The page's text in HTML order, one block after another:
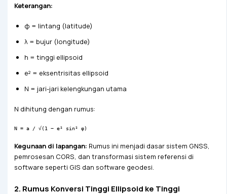
Keterangan:
φ = lintang (latitude)
λ = bujur (longitude)
h = tinggi ellipsoid
e² = eksentrisitas ellipsoid
N = jari-jari kelengkungan utama
N dihitung dengan rumus:
N = a / √(1 − e² sin² φ)
Kegunaan di lapangan: Rumus ini menjadi dasar sistem GNSS,
pemrosesan CORS, dan transformasi sistem referensi di
software seperti GIS dan software geodesi.
2. Rumus Konversi Tinggi Ellipsoid ke Tinggi